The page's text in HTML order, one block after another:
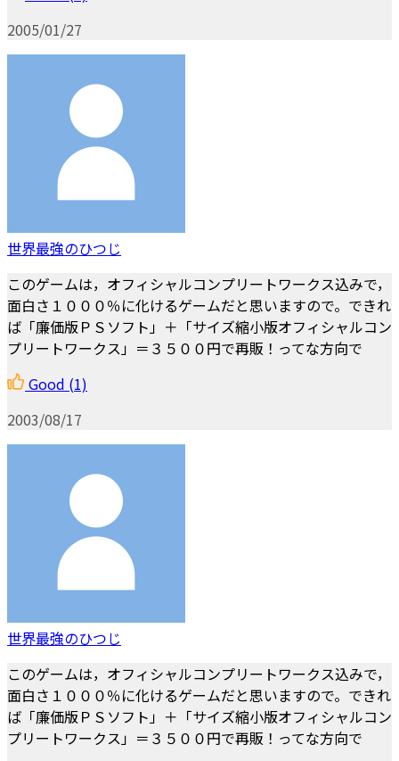
2005/01/27
世界最強のひつじ
このゲームは，オフィシャルコンプリートワークス込みで，
面白さ１０００％に化けるゲームだと思いますので。できれ
ば「廉価版ＰＳソフト」＋「サイズ縮小版オフィシャルコン
プリートワークス」＝３５００円で再販！ってな方向で
Good (1)
2003/08/17
世界最強のひつじ
このゲームは，オフィシャルコンプリートワークス込みで，
面白さ１０００％に化けるゲームだと思いますので。できれ
ば「廉価版ＰＳソフト」＋「サイズ縮小版オフィシャルコン
プリートワークス」＝３５００円で再販！ってな方向で